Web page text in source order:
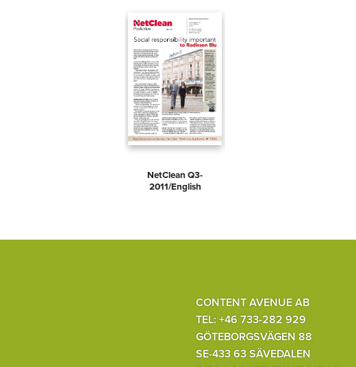
NetClean Q3-
2011/English
CONTENT AVENUE AB
TEL: +46 733-282 929
GÖTEBORGSVÄGEN 88
SE-433 63 SÄVEDALEN